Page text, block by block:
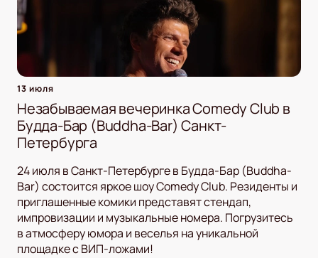
13 июля
Незабываемая вечеринка Comedy Club в
Будда-Бар (Buddha-Bar) Санкт-
Петербурга
24 июля в Санкт-Петербурге в Будда-Бар (Buddha-
Bar) состоится яркое шоу Comedy Club. Резиденты и
приглашенные комики представят стендап,
импровизации и музыкальные номера. Погрузитесь
в атмосферу юмора и веселья на уникальной
площадке с ВИП-ложами!